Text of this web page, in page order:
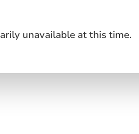
unavailable at this time.